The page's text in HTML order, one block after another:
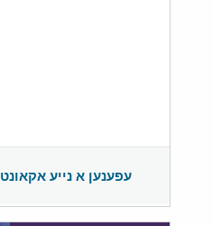
עפענען א נייע אקאונט